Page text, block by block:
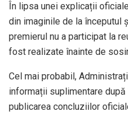
În lipsa unei explicații
din imaginile de la începutul
premierul nu a participat la
fost realizate înainte de
Cel mai probabil,
informații suplimentare
publicarea concluziilor